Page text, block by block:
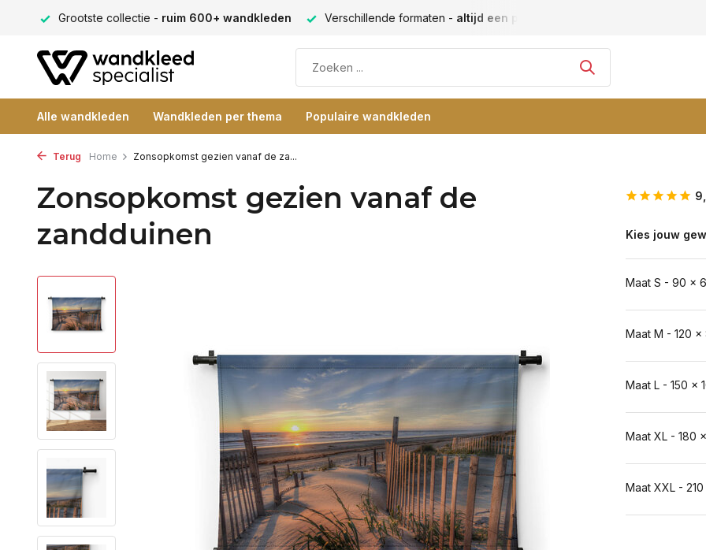
Grootste collectie - ruim 600+ wandkleden Verschillende formaten - altijd een passende maat
Alle wandkleden Wandkleden per thema Populaire wandkleden
Terug Home Zonsopkomst gezien vanaf de za...
Zonsopkomst gezien vanaf de
zandduinen
Kies jouw
Maat S - 90 x
Maat M - 120 x
Maat L - 150 x
Maat XL - 180
Maat XXL -